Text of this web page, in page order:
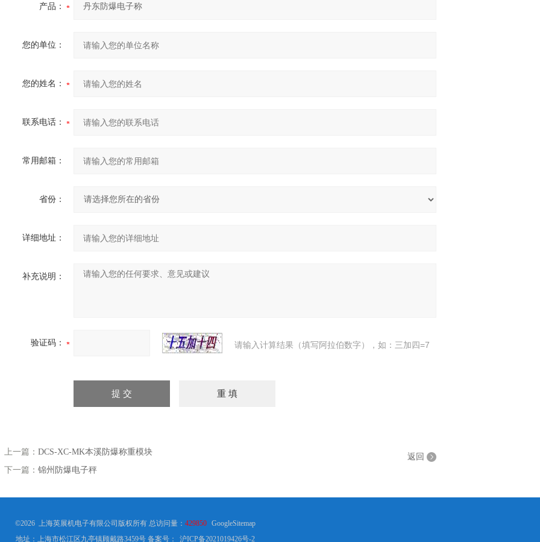
产品：
您的单位：
您的姓名：
联系电话：
常用邮箱：
省份：
详细地址：
补充说明：
验证码： 请输入计算结果（填写阿拉伯数字），如：三加四=7
上一篇： DCS-XC-MK本溪防爆称重模块
下一篇： 锦州防爆电子秤
返回
©2026 上海英展机电子有限公司版权所有 总访问量： 429850
GoogleSitemap
地址：上海市松江区九亭镇顾戴路3459号备案号： 沪ICP备2021019426号-2